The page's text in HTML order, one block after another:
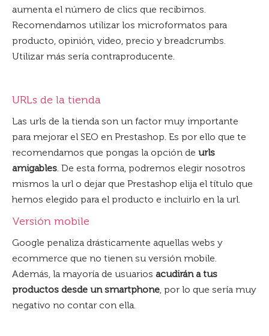
aumenta el número de clics que recibimos.
Recomendamos utilizar los microformatos para
producto, opinión, video, precio y breadcrumbs.
Utilizar más sería contraproducente.
URLs de la tienda
Las urls de la tienda son un factor muy importante
para mejorar el SEO en Prestashop. Es por ello que te
recomendamos que pongas la opción de urls
amigables. De esta forma, podremos elegir nosotros
mismos la url o dejar que Prestashop elija el título que
hemos elegido para el producto e incluirlo en la url.
Versión mobile
Google penaliza drásticamente aquellas webs y
ecommerce que no tienen su versión mobile.
Además, la mayoría de usuarios acudirán a tus
productos desde un smartphone, por lo que sería muy
negativo no contar con ella.